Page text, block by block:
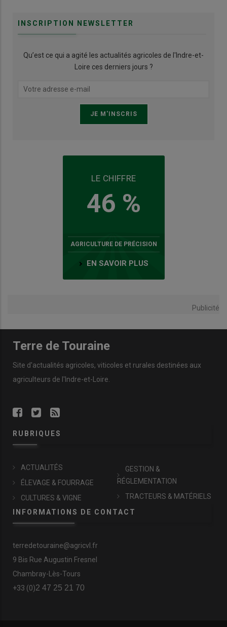
INSCRIPTION NEWSLETTER
Qu’est ce qui a agité les actualités agricoles de l'Indre-et-
Loire ces derniers jours ?
LE CHIFFRE
46 %
AGRICULTURE DE PRÉCISION
EN SAVOIR PLUS
Publicité
Terre de Touraine
Site d'actualités agricoles, viticoles et rurales destinées aux
agriculteurs de l'Indre-et-Loire.
RUBRIQUES
ACTUALITÉS
ÉLEVAGE & FOURRAGE
CULTURES & VIGNE
GESTION &
RÉGLEMENTATION
TRACTEURS & MATÉRIELS
INFORMATIONS DE CONTACT
terredetouraine@agricvl.fr
9 Bis Rue Augustin Fresnel
Chambray-Lès-Tours
+33 (0)2 47 25 21 70